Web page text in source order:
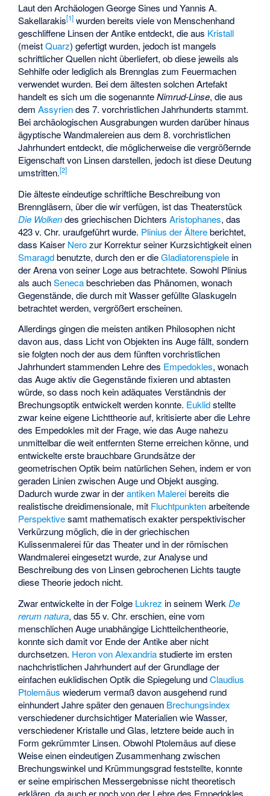
Laut den Archäologen George Sines und Yannis A.
Sakellarakis[1] wurden bereits viele von Menschenhand
geschliffene Linsen der Antike entdeckt, die aus Kristall
(meistQuarz) gefertigt wurden, jedoch ist mangels
schriftlicher Quellen nicht überliefert, ob diese jeweils als
Sehhilfe oder lediglich als Brennglas zum Feuermachen
verwendet wurden. Bei dem ältesten solchen Artefakt
handelt es sich um die sogenannteNimrud-Linse, die aus
demAssyriendes 7. vorchristlichen Jahrhunderts stammt.
Bei archäologischen Ausgrabungen wurden darüber hinaus
ägyptische Wandmalereien aus dem 8. vorchristlichen
Jahrhundert entdeckt, die möglicherweise die vergrößernde
Eigenschaft von Linsen darstellen, jedoch ist diese Deutung
umstritten.[2]
Die älteste eindeutige schriftliche Beschreibung von
Brenngläsern, über die wir verfügen, ist das Theaterstück
Die Wolkendes griechischen DichtersAristophanes, das
423 v. Chr. uraufgeführt wurde. Plinius der Ältereberichtet,
dass Kaiser Nerozur Korrektur seiner Kurzsichtigkeit einen
Smaragdbenutzte, durch den er dieGladiatorenspiele in
der Arena von seiner Loge aus betrachtete. Sowohl Plinius
als auchSenecabeschrieben das Phänomen, wonach
Gegenstände, die durch mit Wasser gefüllte Glaskugeln
betrachtet werden, vergrößert erscheinen.
Allerdings gingen die meisten antiken Philosophen nicht
davon aus, dass Licht von Objekten ins Auge fällt, sondern
sie folgten noch der aus dem fünften vorchristlichen
Jahrhundert stammenden Lehre des Empedokles, wonach
das Auge aktiv die Gegenstände fixieren und abtasten
würde, so dass noch kein adäquates Verständnis der
Brechungsoptik entwickelt werden konnte. Euklidstellte
zwar keine eigene Lichttheorie auf, kritisierte aber die Lehre
des Empedokles mit der Frage, wie das Auge nahezu
unmittelbar die weit entfernten Sterne erreichen könne, und
entwickelte erste brauchbare Grundsätze der
geometrischen Optik beim natürlichen Sehen, indem er von
geraden Linien zwischen Auge und Objekt ausging.
Dadurch wurde zwar in derantiken Malereibereits die
realistische dreidimensionale, mit Fluchtpunktenarbeitende
Perspektivesamt mathematisch exakter perspektivischer
Verkürzung möglich, die in der griechischen
Kulissenmalerei für das Theater und in der römischen
Wandmalerei eingesetzt wurde, zur Analyse und
Beschreibung des von Linsen gebrochenen Lichts taugte
diese Theorie jedoch nicht.
Zwar entwickelte in der Folge Lukrez in seinem WerkDe
rerum natura, das 55 v. Chr. erschien, eine vom
menschlichen Auge unabhängige Lichtteilchentheorie,
konnte sich damit vor Ende der Antike aber nicht
durchsetzen. Heron von Alexandriastudierte im ersten
nachchristlichen Jahrhundert auf der Grundlage der
einfachen euklidischen Optik die Spiegelung undClaudius
Ptolemäus wiederum vermaß davon ausgehend rund
einhundert Jahre später den genauen Brechungsindex
verschiedener durchsichtiger Materialien wie Wasser,
verschiedener Kristalle und Glas, letztere beide auch in
Form gekrümmter Linsen. Obwohl Ptolemäus auf diese
Weise einen eindeutigen Zusammenhang zwischen
Brechungswinkel und Krümmungsgrad feststellte, konnte
er seine empirischen Messergebnisse nicht theoretisch
erklären, da auch er noch von der Lehre des Empedokles